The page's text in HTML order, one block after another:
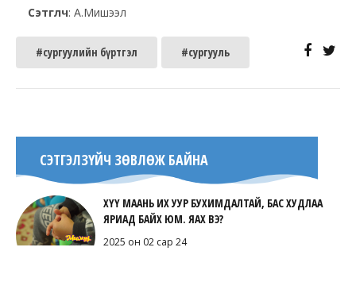
Сэтгүүлч: А.Мишээл
#сургуулийн бүртгэл #сургууль
СЭТГЭЛЗҮЙЧ ЗӨВЛӨЖ БАЙНА
ХҮҮ МААНЬ ИХ УУР БУХИМДАЛТАЙ, БАС ХУДЛАА
ЯРИАД БАЙХ ЮМ. ЯАХ ВЭ?
2025 он 02 сар 24